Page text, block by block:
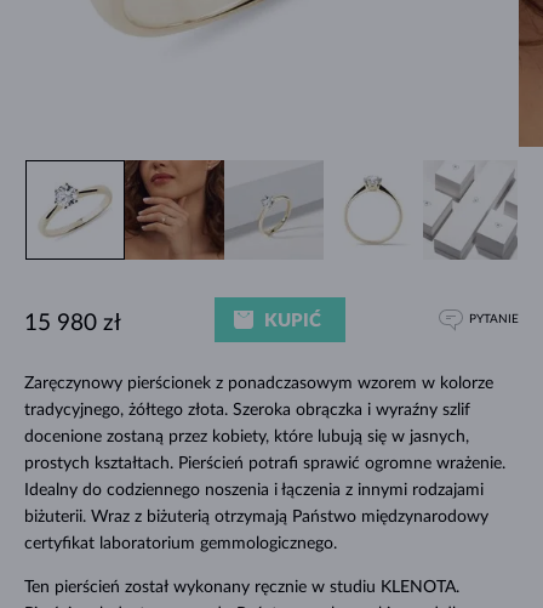
Zaręczynowy pierścionek z ponadczasowym wzorem w kolorze
tradycyjnego, żółtego złota. Szeroka obrączka i wyraźny szlif
docenione zostaną przez kobiety, które lubują się w jasnych,
prostych kształtach. Pierścień potrafi sprawić ogromne wrażenie.
Idealny do codziennego noszenia i łączenia z innymi rodzajami
biżuterii. Wraz z biżuterią otrzymają Państwo międzynarodowy
certyfikat laboratorium gemmologicznego.
Ten pierścień został wykonany ręcznie w studiu KLENOTA.
15 980 zł KUPIĆ PYTANIE